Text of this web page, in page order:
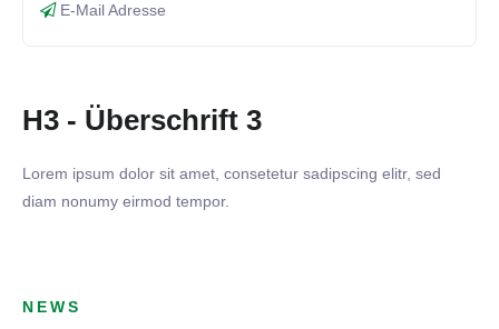
E-Mail Adresse
H3 - Überschrift 3
Lorem ipsum dolor sit amet, consetetur sadipscing elitr, sed
diam nonumy eirmod tempor.
NEWS